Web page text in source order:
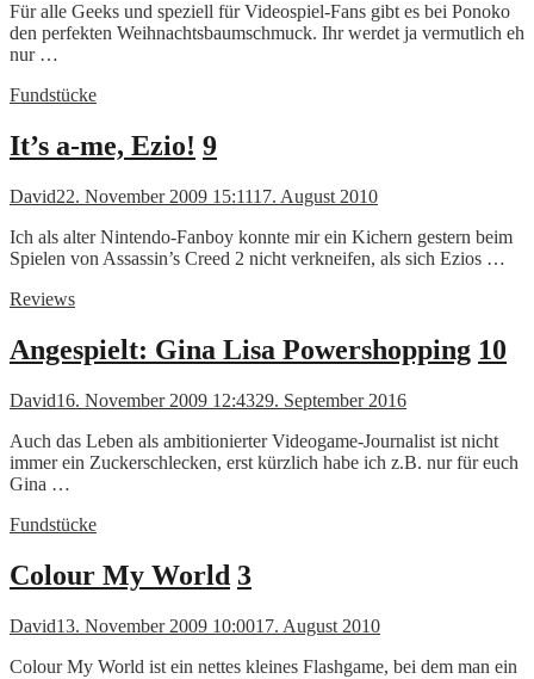
Für alle Geeks und speziell für Videospiel-Fans gibt es bei Ponoko
den perfekten Weihnachtsbaumschmuck. Ihr werdet ja vermutlich eh
nur …
Fundstücke
It’s a-me, Ezio! 9
David22. November 2009 15:1117. August 2010
Ich als alter Nintendo-Fanboy konnte mir ein Kichern gestern beim
Spielen von Assassin’s Creed 2 nicht verkneifen, als sich Ezios …
Reviews
Angespielt: Gina Lisa Powershopping 10
David16. November 2009 12:4329. September 2016
Auch das Leben als ambitionierter Videogame-Journalist ist nicht
immer ein Zuckerschlecken, erst kürzlich habe ich z.B. nur für euch
Gina …
Fundstücke
Colour My World 3
David13. November 2009 10:0017. August 2010
Colour My World ist ein nettes kleines Flashgame, bei dem man ein